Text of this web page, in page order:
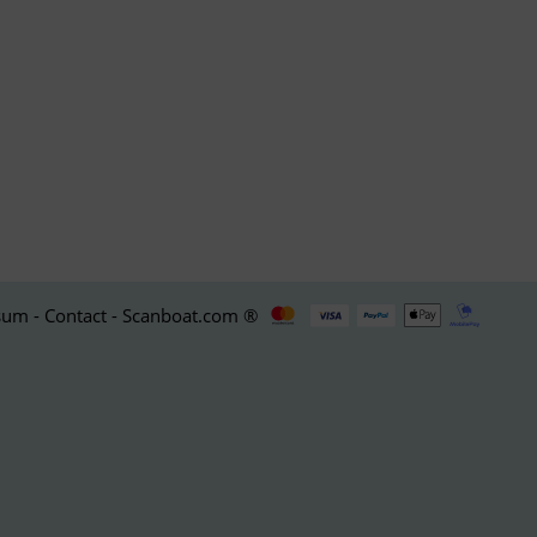
- Contact - Scanboat.com ®